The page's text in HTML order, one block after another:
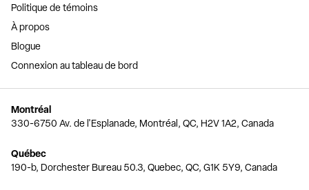
Politique de témoins
À propos
Blogue
Connexion au tableau de bord
Montréal
330-6750 Av. de l'Esplanade, Montréal, QC, H2V 1A2, Canada
Québec
190-b, Dorchester Bureau 50.3, Quebec, QC, G1K 5Y9, Canada